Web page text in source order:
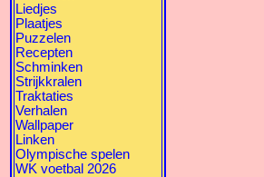
Liedjes
Plaatjes
Puzzelen
Recepten
Schminken
Strijkkralen
Traktaties
Verhalen
Wallpaper
Linken
Olympische spelen
WK voetbal 2026